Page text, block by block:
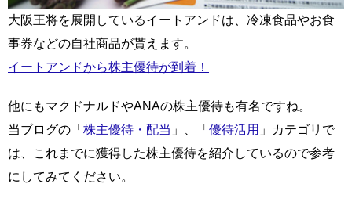
大阪王将を展開しているイートアンドは、冷凍食品やお食
事券などの自社商品が貰えます。
イートアンドから株主優待が到着！
他にもマクドナルドやANAの株主優待も有名ですね。
当ブログの「 株主優待・配当 」、「 優待活用 」カテゴリで
は、これまでに獲得した株主優待を紹介しているので参考
にしてみてください。